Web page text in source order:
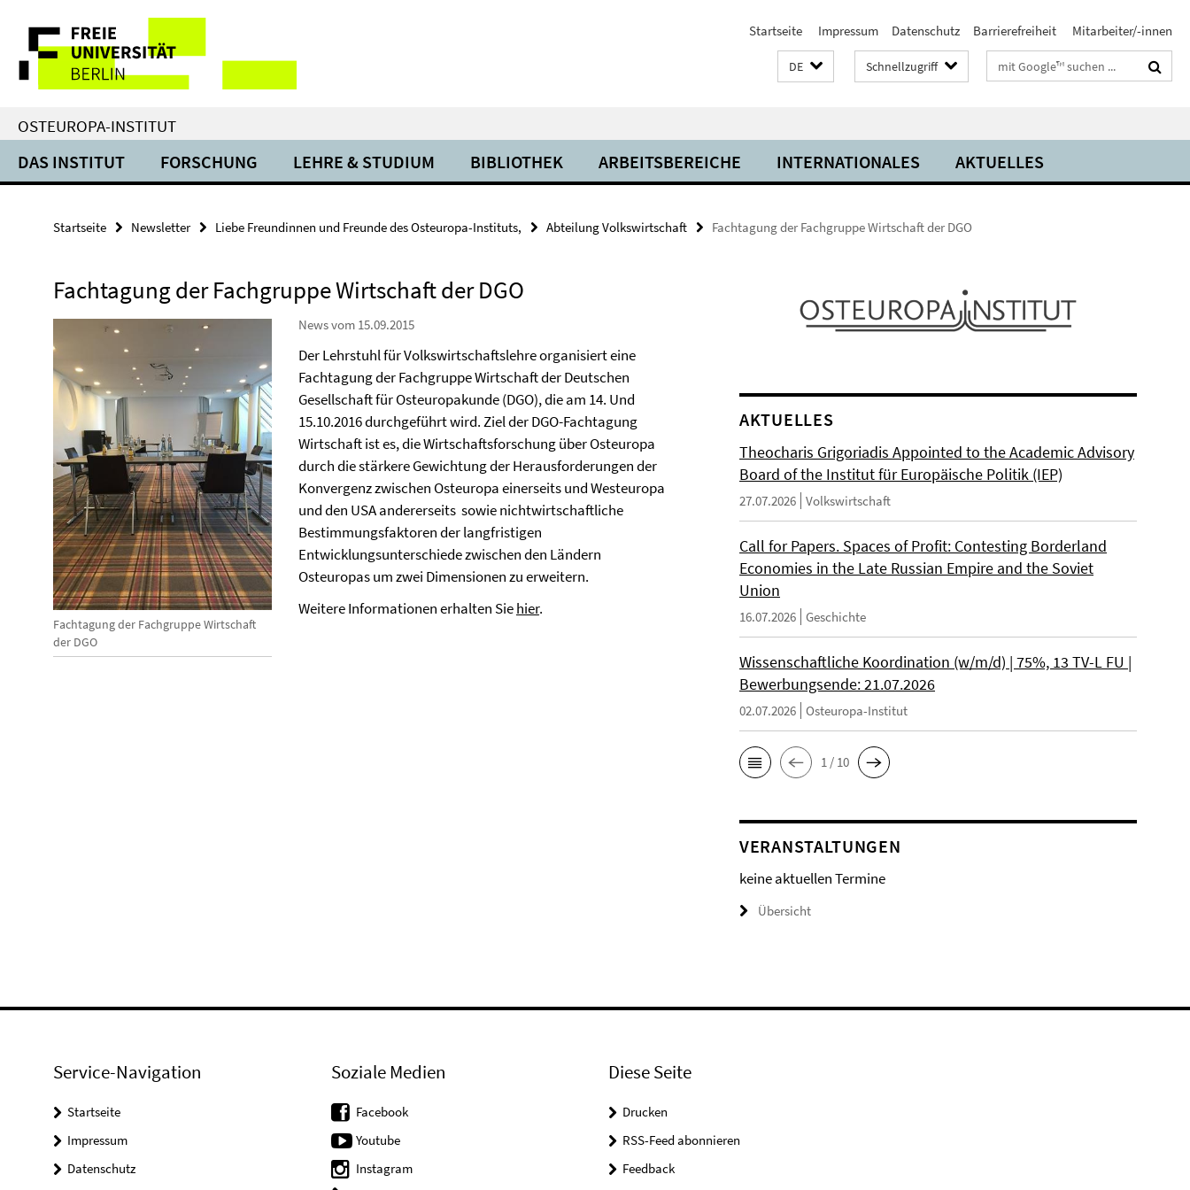
direkt
Inhalt
Service-
Navigation
Startseite Impressum Datenschutz Barrierefreiheit Mitarbeiter/-innen
DE Schnellzugriff Suchbegriffe
OSTEUROPA-INSTITUT
DAS INSTITUT FORSCHUNG LEHRE & STUDIUM BIBLIOTHEK ARBEITSBEREICHE INTERNATIONALES AKTUELLES
Startseite Newsletter Liebe Freundinnen und Freunde des Osteuropa-Instituts, Abteilung Volkswirtschaft Fachtagung der Fachgruppe Wirtschaft der DGO
Fachtagung der Fachgruppe Wirtschaft der DGO
Fachtagung der Fachgruppe Wirtschaft
der DGO
News vom 15.09.2015
Der Lehrstuhl für Volkswirtschaftslehre organisiert eine
Fachtagung der Fachgruppe Wirtschaft der Deutschen
Gesellschaft für Osteuropakunde (DGO), die am 14. Und
15.10.2016 durchgeführt wird. Ziel der DGO-Fachtagung
Wirtschaft ist es, die Wirtschaftsforschung über Osteuropa
durch die stärkere Gewichtung der Herausforderungen der
Konvergenz zwischen Osteuropa einerseits und Westeuropa
und den USA andererseits sowie nichtwirtschaftliche
Bestimmungsfaktoren der langfristigen
Entwicklungsunterschiede zwischen den Ländern
Osteuropas um zwei Dimensionen zu erweitern.
Weitere Informationen erhalten Siehier.
AKTUELLES
Theocharis Grigoriadis Appointed to the Academic Advisory
Board of the Institut für Europäische Politik (IEP)
27.07.2026 Volkswirtschaft
Call for Papers. Spaces of Profit: Contesting Borderland
Economies in the Late Russian Empire and the Soviet
Union
16.07.2026 Geschichte
Wissenschaftliche Koordination (w/m/d) | 75%, 13 TV-L FU |
Bewerbungsende: 21.07.2026
02.07.2026 Osteuropa-Institut
1 / 10
VERANSTALTUNGEN
keine aktuellen Termine
Übersicht
Service-Navigation
Startseite
Impressum
Datenschutz
Soziale Medien
Facebook
Youtube
Instagram
Diese Seite
Drucken
RSS-Feed abonnieren
Feedback